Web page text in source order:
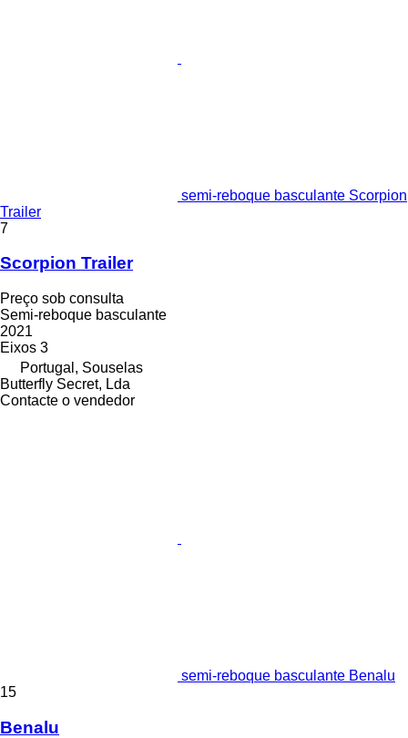
semi-reboque basculante Scorpion
Trailer
7
Scorpion Trailer
Preço sob consulta
Semi-reboque basculante
2021
Eixos 3
Portugal, Souselas
Butterfly Secret, Lda
Contacte o vendedor
semi-reboque basculante Benalu
15
Benalu